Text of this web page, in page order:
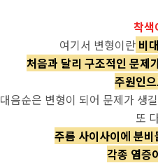
착색
여기서 변형이란비
처음과 달리 구조적인 문제
주원인
대음순은 변형이 되어 문제가 생
또
주름 사이사이에 분
각종 염증